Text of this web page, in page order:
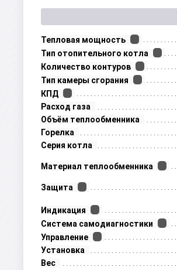
Тепловая мощность
Тип отопительного котла
Количество контуров
Тип камеры сгорания
КПД
Расход газа
Объём теплообменника
Горелка
Серия котла
Материал теплообменника
Защита
Индикация
Система самодиагностики
Управление
Установка
Вес